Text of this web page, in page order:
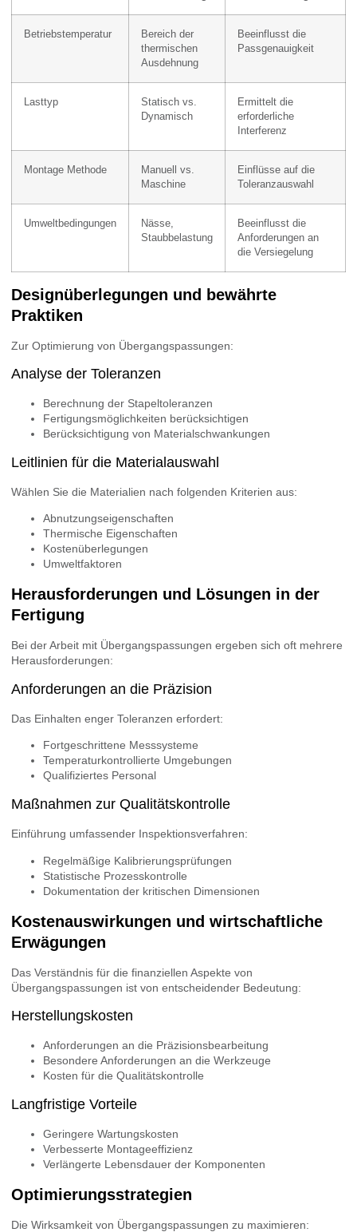
Betriebstemperatur
Bereich der
thermischen
Ausdehnung
Beeinflusst die
Passgenauigkeit
Lasttyp
Statisch vs.
Dynamisch
Ermittelt die
erforderliche
Interferenz
Montage Methode
Manuell vs.
Maschine
Einflüsse auf die
Toleranzauswahl
Umweltbedingungen
Nässe,
Staubbelastung
Beeinflusst die
Anforderungen an
die Versiegelung
Designüberlegungen und bewährte
Praktiken
Zur Optimierung von Übergangspassungen:
Analyse der Toleranzen
Berechnung der Stapeltoleranzen
Fertigungsmöglichkeiten berücksichtigen
Berücksichtigung von Materialschwankungen
Leitlinien für die Materialauswahl
Wählen Sie die Materialien nach folgenden Kriterien aus:
Abnutzungseigenschaften
Thermische Eigenschaften
Kostenüberlegungen
Umweltfaktoren
Herausforderungen und Lösungen in der
Fertigung
Bei der Arbeit mit Übergangspassungen ergeben sich oft mehrere
Herausforderungen:
Anforderungen an die Präzision
Das Einhalten enger Toleranzen erfordert:
Fortgeschrittene Messsysteme
Temperaturkontrollierte Umgebungen
Qualifiziertes Personal
Maßnahmen zur Qualitätskontrolle
Einführung umfassender Inspektionsverfahren:
Regelmäßige Kalibrierungsprüfungen
Statistische Prozesskontrolle
Dokumentation der kritischen Dimensionen
Kostenauswirkungen und wirtschaftliche
Erwägungen
Das Verständnis für die finanziellen Aspekte von
Übergangspassungen ist von entscheidender Bedeutung:
Herstellungskosten
Anforderungen an die Präzisionsbearbeitung
Besondere Anforderungen an die Werkzeuge
Kosten für die Qualitätskontrolle
Langfristige Vorteile
Geringere Wartungskosten
Verbesserte Montageeffizienz
Verlängerte Lebensdauer der Komponenten
Optimierungsstrategien
Die Wirksamkeit von Übergangspassungen zu maximieren: